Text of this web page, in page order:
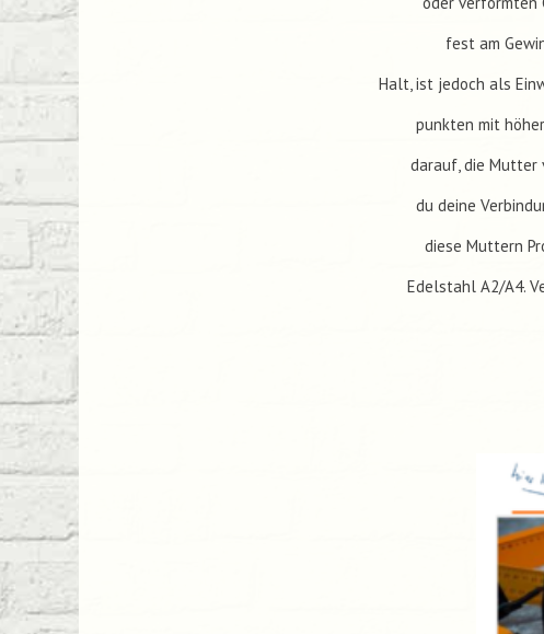
fest am
Halt, ist jedoch als
punkten mit
darauf, die Mutter
du deine
diese Muttern
Edelstahl A2/A4.